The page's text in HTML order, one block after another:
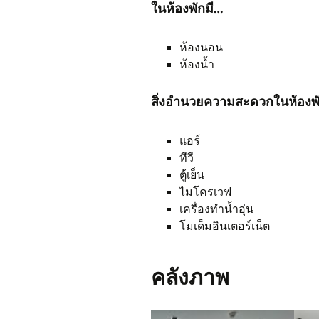
ในห้องพักมี…
ห้องนอน
ห้องน้ำ
สิ่งอำนวยความสะดวกในห้อง
แอร์
ทีวี
ตู้เย็น
ไมโครเวฟ
เครื่องทำน้ำอุ่น
โมเด็มอินเตอร์เน็ต
คลังภาพ